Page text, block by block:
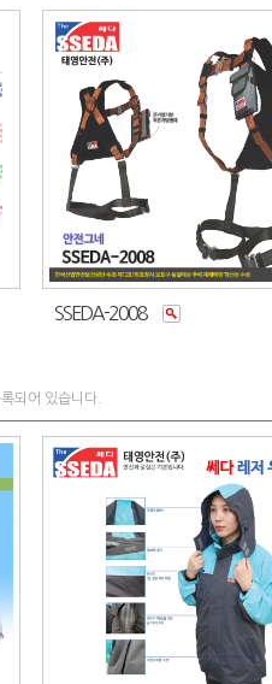
SSEDA-2008
되어 있습니다.